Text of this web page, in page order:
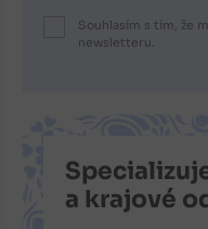
Souhlasím s tím, že
newsletteru.
a krajové